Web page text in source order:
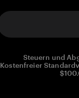
Steuern und
Kostenfreier